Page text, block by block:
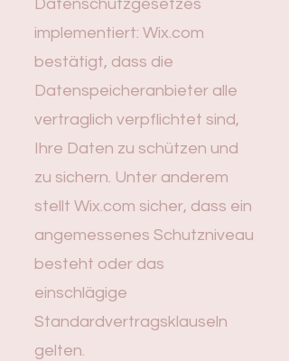
Datenschutzgesetzes
implementiert: Wix.com
bestätigt, dass die
Datenspeicheranbieter alle
vertraglich verpflichtet sind,
Ihre Daten zu schützen und
zu sichern. Unter anderem
stellt Wix.com sicher, dass ein
angemessenes Schutzniveau
besteht oder das
einschlägige
Standardvertragsklauseln
gelten.